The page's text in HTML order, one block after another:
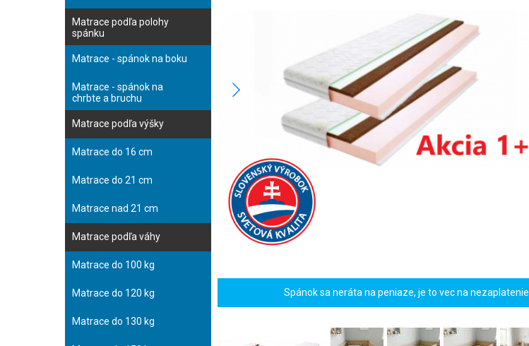
Matrace podľa polohy
spánku
Matrace - spánok na boku
Matrace - spánok na
chrbte a bruchu
Matrace podľa výšky
Matrace do 16 cm
Matrace do 21 cm
Matrace nad 21 cm
Matrace podľa váhy
Matrace do 100 kg
Matrace do 120 kg
Matrace do 130 kg
Spánok sa neráta na peniaze, je to vec na nezaplatenie